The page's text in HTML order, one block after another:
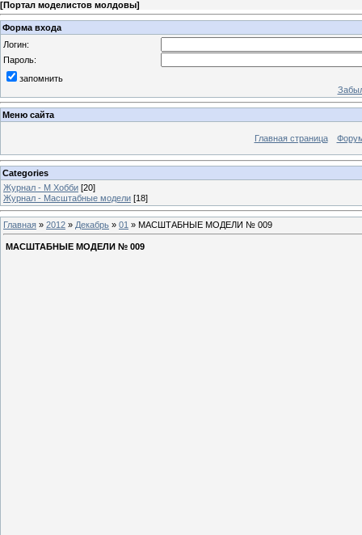
[Портал моделистов молдовы]
Форма входа
Логин:
Пароль:
запомнить
Меню сайта
Главная страница
Categories
Журнал - М Хобби [20]
Журнал - Масштабные модели [18]
Главная » 2012 » Декабрь » 01 » МАСШТАБНЫЕ МОДЕЛИ № 009
МАСШТАБНЫЕ МОДЕЛИ № 009